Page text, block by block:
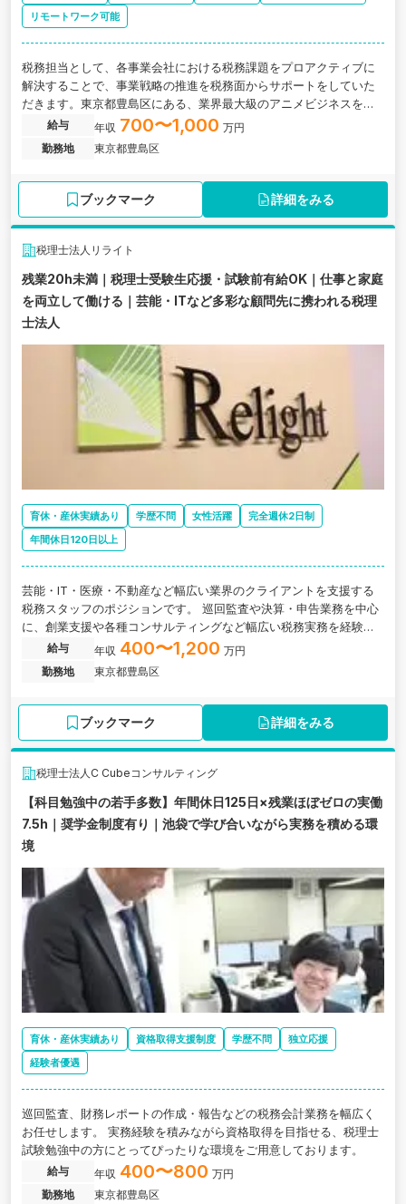
リモートワーク可能
税務担当として、各事業会社における税務課題をプロアクティブに
解決することで、事業戦略の推進を税務面からサポートをしていた
だきます。東京都豊島区にある、業界最大級のアニメビジネスを展
開するホールディングス企業の求人です。
給与 年収 700〜1,000 万円
勤務地
東京都豊島区
ブックマーク 詳細をみる
税理士法人リライト
残業20h未満｜税理士受験生応援・試験前有給OK｜仕事と家庭
を両立して働ける｜芸能・ITなど多彩な顧問先に携われる税理
士法人
育休・産休実績あり 学歴不問 女性活躍
完全週休2日制
年間休日120日以上
芸能・IT・医療・不動産など幅広い業界のクライアントを支援する
税務スタッフのポジションです。 巡回監査や決算・申告業務を中心
に、創業支援や各種コンサルティングなど幅広い税務実務を経験し
ながら、着実にスキルを伸ばせる環境です。
給与 年収 400〜1,200 万円
勤務地
東京都豊島区
ブックマーク 詳細をみる
税理士法人C Cubeコンサルティング
【科目勉強中の若手多数】年間休日125日×残業ほぼゼロの実働
7.5h｜奨学金制度有り｜池袋で学び合いながら実務を積める環
境
育休・産休実績あり 資格取得支援制度 学歴不問
独立応援
経験者優遇
巡回監査、財務レポートの作成・報告などの税務会計業務を幅広く
お任せします。 実務経験を積みながら資格取得を目指せる、税理士
試験勉強中の方にとってぴったりな環境をご用意しております。
給与 年収 400〜800 万円
勤務地
東京都豊島区